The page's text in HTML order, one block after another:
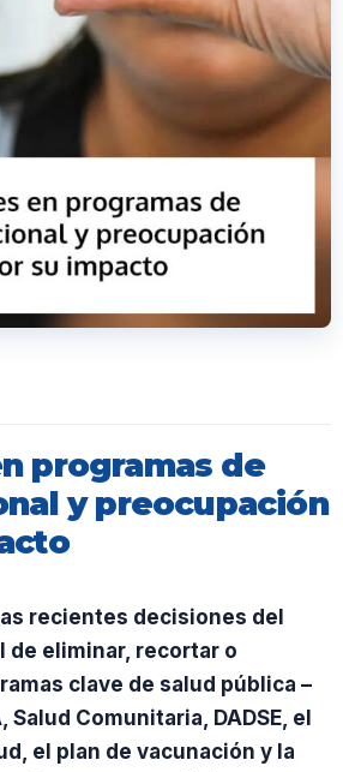
programas de
y preocupación
recientes decisiones del
de eliminar, recortar o
clave de salud pública –
Salud Comunitaria, DADSE, el
el plan de vacunación y la